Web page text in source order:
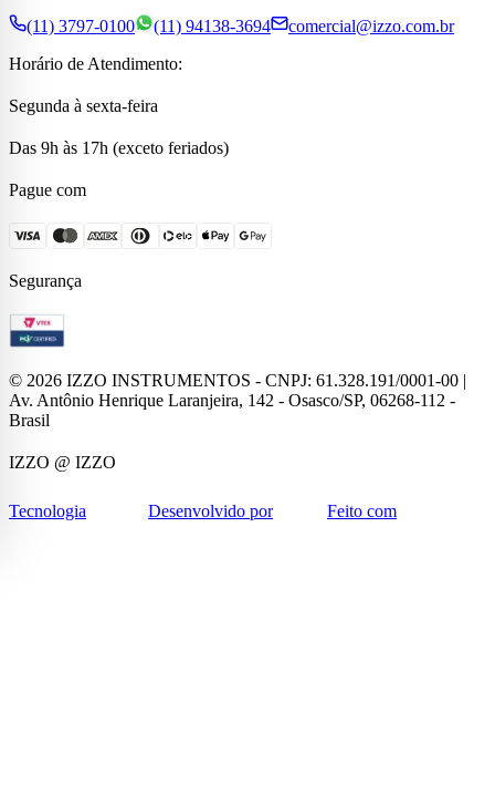
(11) 3797-0100 (11) 94138-3694
comercial@izzo.com.br
Horário de Atendimento:
Segunda à sexta-feira
Das 9h às 17h (exceto feriados)
Pague com
Segurança
© 2026 IZZO INSTRUMENTOS - CNPJ: 61.328.191/0001-00 |
Av. Antônio Henrique Laranjeira, 142 - Osasco/SP, 06268-112 -
Brasil
IZZO @ IZZO
Tecnologia Desenvolvido por Feito com